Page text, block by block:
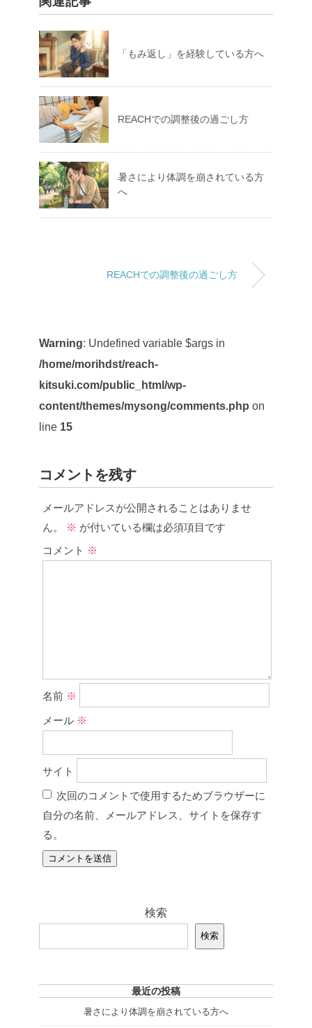
「もみ返し」を経験している方へ
REACHでの調整後の過ごし方
暑さにより体調を崩されている方
へ
REACHでの調整後の過ごし方
Warning: Undefined variable $args in
/home/morihdst/reach-
kitsuki.com/public_html/wp-
content/themes/mysong/comments.php on
line 15
コメントを残す
メールアドレスが公開されることはありませ
ん。
※ が付いている欄は必須項目です
コメント ※
名前 ※
メール ※
サイト
次回のコメントで使用するためブラウザーに
自分の名前、メールアドレス、サイトを保存す
る。
検索
検索
最近の投稿
暑さにより体調を崩されている方へ